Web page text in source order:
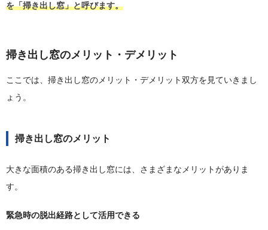
を「掃き出し窓」と呼びます。
掃き出し窓のメリット・デメリット
ここでは、掃き出し窓のメリット・デメリット双方を見ていきまし
ょう。
掃き出し窓のメリット
大きな面積のある掃き出し窓には、さまざまなメリットがありま
す。
緊急時の脱出経路として活用できる